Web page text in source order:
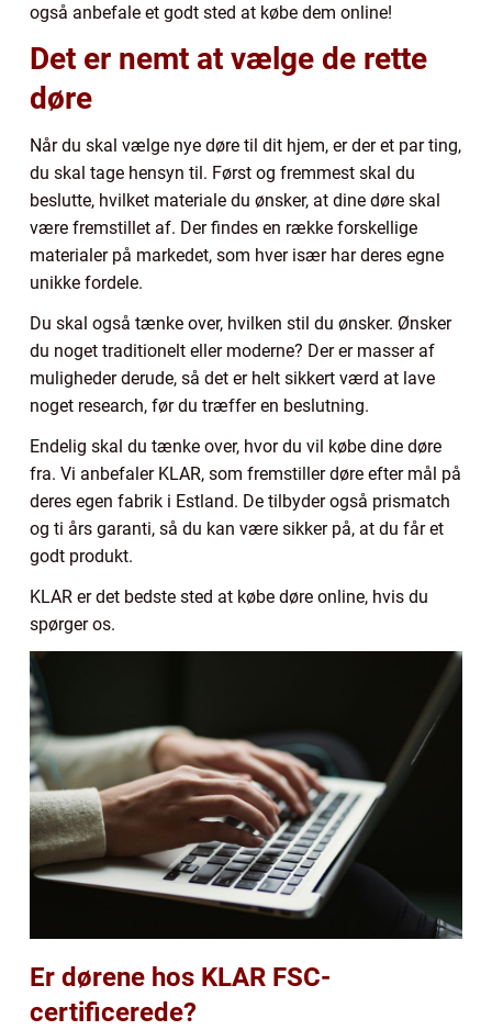
også anbefale et godt sted at købe dem online!
Det er nemt at vælge de rette
døre
Når du skal vælge nye døre til dit hjem, er der et par ting,
du skal tage hensyn til. Først og fremmest skal du
beslutte, hvilket materiale du ønsker, at dine døre skal
være fremstillet af. Der findes en række forskellige
materialer på markedet, som hver især har deres egne
unikke fordele.
Du skal også tænke over, hvilken stil du ønsker. Ønsker
du noget traditionelt eller moderne? Der er masser af
muligheder derude, så det er helt sikkert værd at lave
noget research, før du træffer en beslutning.
Endelig skal du tænke over, hvor du vil købe dine døre
fra. Vi anbefaler KLAR, som fremstiller døre efter mål på
deres egen fabrik i Estland. De tilbyder også prismatch
og ti års garanti, så du kan være sikker på, at du får et
godt produkt.
KLAR er det bedste sted at købe døre online, hvis du
spørger os.
Er dørene hos KLAR FSC-
certificerede?